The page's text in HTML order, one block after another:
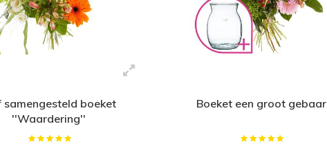
samengesteld boeket
''Waardering''
Boeket een groot gebaar